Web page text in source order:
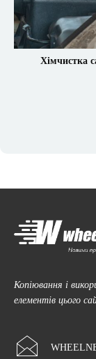
Хімчистка
Копіювання і
елементів цього